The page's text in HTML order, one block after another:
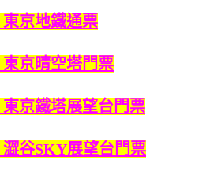
京地鐵通票
京晴空塔門票
京鐵塔展望台門票
谷SKY展望台門票